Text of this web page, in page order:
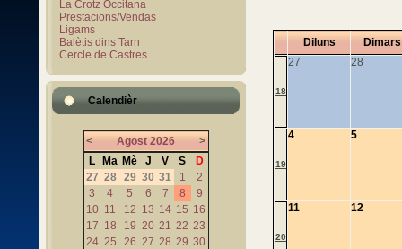
La Crotz Occitana
Prestacions/Vendas
Ligams
Balètis dins Tarn
Cercle de Castres
Calendièr
< Agost 2026
>
L
Ma Mè J V S
D
27 28 29 30 31 1
2
3
4 5 6 7 8
9
10 11 12 13 14 15 16
17 18 19 20 21 22 23
24 25 26 27 28 29 30
Diluns Dimars
18
27 28
19
4 5
20
11 12